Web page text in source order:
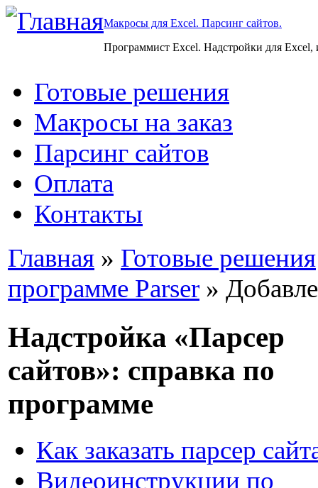
Макросы для Excel. Парсинг сайтов.
Программист Excel. Надстройки для Excel,
Готовые решения
Макросы на заказ
Парсинг сайтов
Оплата
Контакты
Главная » Готовые решения
программе Parser »
Надстройка «Парсер
сайтов»: справка по
программе
Как заказать парсер
Видеоинструкции по